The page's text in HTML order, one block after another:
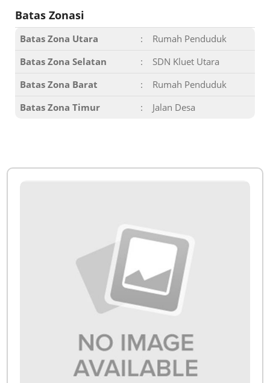
Batas Zonasi
Batas Zona Utara :
Rumah Penduduk
Batas Zona Selatan
:
SDN Kluet Utara
Batas Zona Barat
:
Rumah Penduduk
Batas Zona Timur
: Jalan Desa